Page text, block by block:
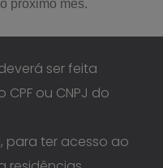
próximo mês.
ser feita
ou CNPJ do
para ter acesso ao